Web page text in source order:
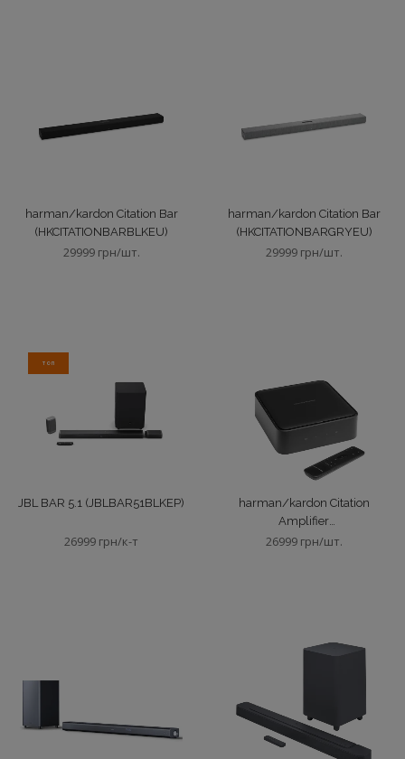
harman/kardon Citation Bar
(HKCITATIONBARBLKEU)
29999 грн/шт.
harman/kardon Citation Bar
(HKCITATIONBARGRYEU)
29999 грн/шт.
ТОП
JBL BAR 5.1 (JBLBAR51BLKEP)
26999 грн/к-т
harman/kardon Citation
Amplifier
(HKCITATIONAMPBLKEU)
26999 грн/шт.